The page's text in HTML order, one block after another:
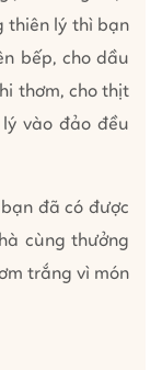
thiên lý thì bạn
bếp, cho dầu
thơm, cho thịt
vào đảo đều
đã có được
cùng thưởng
trắng vì món